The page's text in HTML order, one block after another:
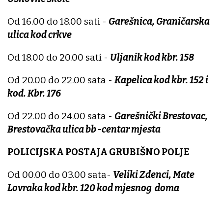
Od 16.00 do 18.00 sati - Garešnica, Graničarska
ulica kod crkve
Od 18.00 do 20.00 sati - Uljanik kod kbr. 158
Od 20.00 do 22.00 sata - Kapelica kod kbr. 152 i
kod. Kbr. 176
Od 22.00 do 24.00 sata - Garešnički Brestovac,
Brestovačka ulica bb -centar mjesta
POLICIJSKA POSTAJA GRUBIŠNO POLJE
Od 00.00 do 03.00 sata- Veliki Zdenci, Mate
Lovraka kod kbr. 120 kod mjesnog doma